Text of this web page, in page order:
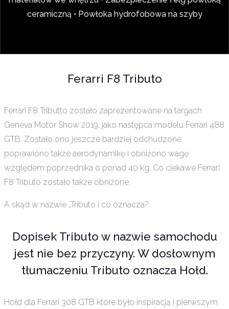
ceramiczną • Powłoka hydrofobowa na szyby
Ferarri F8 Tributo
Ferrari F8 Tributto zostało zaprezentowane na targach
Geneva Motor Show 2019, jako następca modelu Ferrari 488
GTB. Zostało ono jeszcze bardziej odchudzone,
poprawiono także aerodynamikę i obniżono wagę
względem poprzednika o ponad 40 kg. Co ciekawe Ferrari
F8 Tributo zostało także obniżone.
A skąd w nazwie „Tributo i co oznacza?
Dopisek Tributo w nazwie samochodu
jest nie bez przyczyny. W dosłownym
tłumaczeniu Tributo oznacza Hołd.
Hołd dla Ferrari 308 GTB które było inspiracją i pierwszym